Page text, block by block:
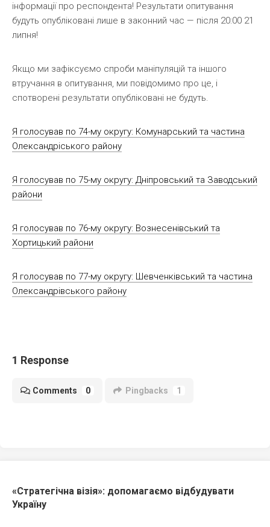
інформації про респондента! Результати опитування
будуть опубліковані лише в законний час — після 20:00 21
липня!
Якщо ми зафіксуємо спроби маніпуляцій та іншого
втручання в опитування, ми повідомимо про це, і
спотворені результати опубліковані не будуть.
Я голосував по 74-му округу: Комунарський та частина
Олександріського району
Я голосував по 75-му округу: Дніпровський та Заводський
райони
Я голосував по 76-му округу: Вознесенівський та
Хортицький райони
Я голосував по 77-му округу: Шевченківський та частина
Олександрівського району
1 Response
Comments 0 Pingbacks 1
«Стратегічна візія»: допомагаємо відбудувати
Україну